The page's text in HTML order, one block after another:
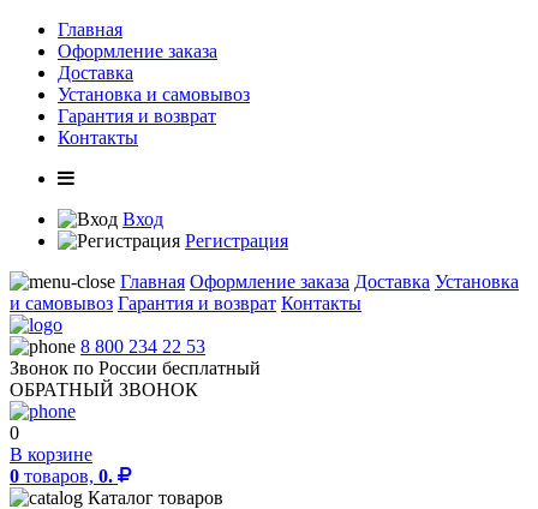
Главная
Оформление заказа
Доставка
Установка и самовывоз
Гарантия и возврат
Контакты
Вход
Регистрация
Главная Оформление заказа Доставка Установка
и самовывоз Гарантия и возврат Контакты
8 800 234 22 53
Звонок по России бесплатный
ОБРАТНЫЙ ЗВОНОК
0
В корзине
0 товаров, 0.
Каталог товаров